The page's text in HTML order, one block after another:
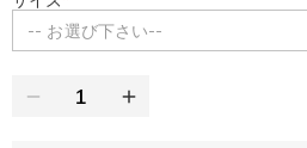
-- お選び下さい--